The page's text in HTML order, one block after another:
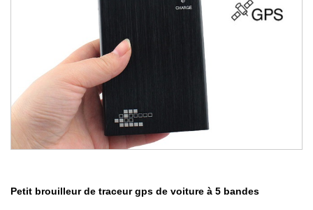
Petit brouilleur de traceur gps de voiture à 5 bandes